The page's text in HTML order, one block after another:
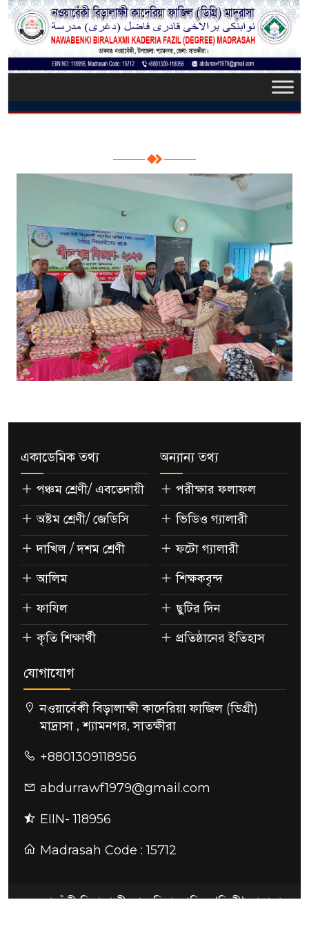
একাডেমিক তথ্য
পঞ্চম শ্রেণী/ এবতেদায়ী
অষ্টম শ্রেণী/ জেডিসি
দাখিল / দশম শ্রেণী
আলিম
ফাযিল
কৃতি শিক্ষার্থী
অন্যান্য তথ্য
পরীক্ষার ফলাফল
ভিডিও গ্যালারী
ফটো গ্যালারী
শিক্ষকবৃন্দ
ছুটির দিন
প্রতিষ্ঠানের ইতিহাস
যোগাযোগ
নওয়াবেঁকী বিড়ালাক্ষী কাদেরিয়া ফাজিল (ডিগ্রী)
মাদ্রাসা , শ্যামনগর, সাতক্ষীরা
+8801309118956
abdurrawf1979@gmail.com
EIIN- 118956
Madrasah Code : 15712
নওয়াবেঁকী বিড়ালাক্ষী কাদেরিয়া ফাজিল (ডিগ্রী) মাদ্রাসা